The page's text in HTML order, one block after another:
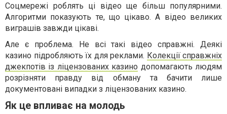
Соцмережі роблять ці відео ще більш популярними.
Алгоритми показують те, що цікаво. А відео великих
виграшів завжди цікаві.
Але є проблема. Не всі такі відео справжні. Деякі
казино підробляють їх для реклами. Колекції справжніх
джекпотів із ліцензованих казино допомагають людям
розрізняти правду від обману та бачити лише
документовані випадки з ліцензованих казино.
Як це впливає на молодь